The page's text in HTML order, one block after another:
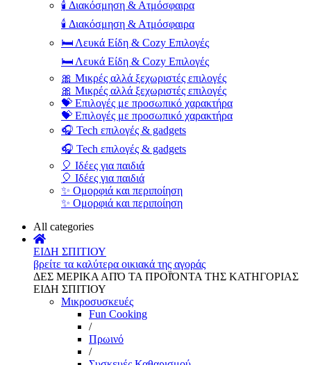
🕯️ Διακόσμηση & Ατμόσφαιρα
🕯️ Διακόσμηση & Ατμόσφαιρα
🛏️ Λευκά Είδη & Cozy Επιλογές
🛏️ Λευκά Είδη & Cozy Επιλογές
🎀 Μικρές αλλά ξεχωριστές επιλογές
🎀 Μικρές αλλά ξεχωριστές επιλογές
💝 Επιλογές με προσωπικό χαρακτήρα
💝 Επιλογές με προσωπικό χαρακτήρα
🎧 Tech επιλογές & gadgets
🎧 Tech επιλογές & gadgets
🎈 Ιδέες για παιδιά
🎈 Ιδέες για παιδιά
✨ Ομορφιά και περιποίηση
✨ Ομορφιά και περιποίηση
All categories
ΕΙΔΗ ΣΠΙΤΙΟΥ
βρείτε τα καλύτερα οικιακά της αγοράς
ΔΕΣ ΜΕΡΙΚΑ ΑΠΌ ΤΑ ΠΡΟΪΌΝΤΑ ΤΗΣ ΚΑΤΗΓΟΡΙΑΣ
ΕΙΔΗ ΣΠΙΤΙΟΥ
Μικροσυσκευές
Fun Cooking
/
Πρωινό
/